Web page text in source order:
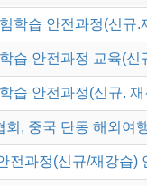
학습 안전과정(신규.
습 안전과정 교육(
습 안전과정(신규.
회, 중국 단동 해외여
전과정(신규/재강습)